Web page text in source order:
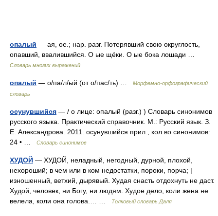
опалый — ая, ое.; нар. разг. Потерявший свою округлость,
опавший, ввалившийся. О ые щёки. О ые бока лошади …
Словарь многих выражений
опалый — о/па/л/ый (от о/пас/ть) …
Морфемно-орфографический
словарь
осунувшийся — / о лице: опалый (разг.) ) Словарь синонимов
русского языка. Практический справочник. М.: Русский язык. З.
Е. Александрова. 2011. осунувшийся прил., кол во синонимов:
24 • …
Словарь синонимов
ХУДОЙ — ХУДОЙ, неладный, негодный, дурной, плохой,
нехороший; в чем или в ком недостатки, пороки, порча; |
изношенный, ветхий, дырявый. Худая снасть отдохнуть не даст.
Худой, человек, ни Богу, ни людям. Худое дело, коли жена не
велела, коли она голова.… …
Толковый словарь Даля